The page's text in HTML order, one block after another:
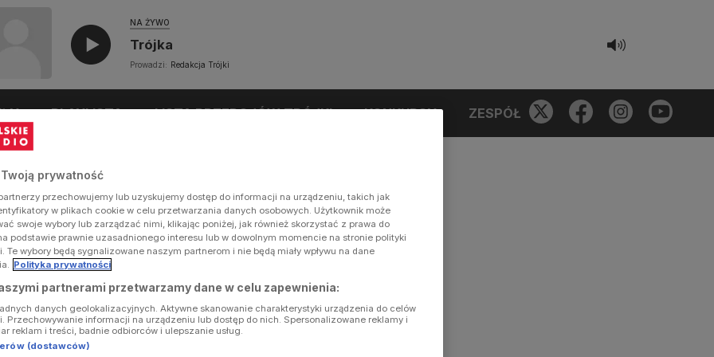
NA ŻYWO
Trójka
Prowadzi: Redakcja Trójki
PLAYLISTA LISTA PRZEBOJÓW TRÓJKI KONKURSY ZESPÓŁ
Twoją prywatność
przechowujemy lub uzyskujemy dostęp do informacji na urządzeniu, takich jak
w plikach cookie w celu przetwarzania danych osobowych. Użytkownik może
swoje wybory lub zarządzać nimi, klikając poniżej, jak również skorzystać z prawa do
podstawie prawnie uzasadnionego interesu lub w dowolnym momencie na stronie polityki
Te wybory będą sygnalizowane naszym partnerom i nie będą miały wpływu na dane
Polityka prywatności
partnerami przetwarzamy dane w celu zapewnienia:
danych geolokalizacyjnych. Aktywne skanowanie charakterystyki urządzenia do celów
Przechowywanie informacji na urządzeniu lub dostęp do nich. Spersonalizowane reklamy i
reklam i treści, badnie odbiorców i ulepszanie usług.
(dostawców)